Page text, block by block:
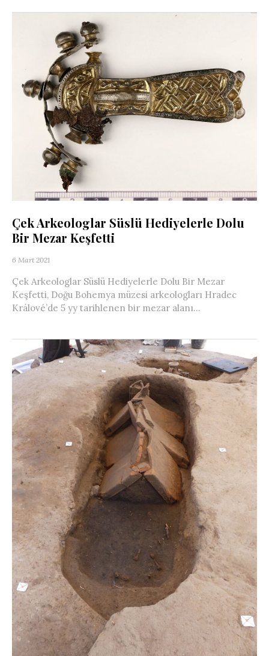
Çek Arkeologlar Süslü Hediyelerle Dolu
Bir Mezar Keşfetti
6 Mart 2021
Çek Arkeologlar Süslü Hediyelerle Dolu Bir Mezar
Keşfetti, Doğu Bohemya müzesi arkeologları Hradec
Králové’de 5 yy tarihlenen bir mezar alanı...